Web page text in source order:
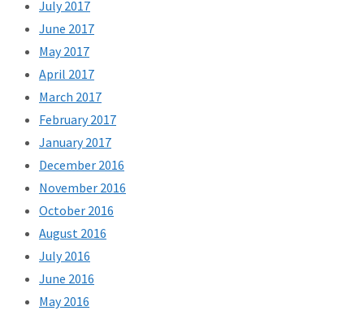
July 2017
June 2017
May 2017
April 2017
March 2017
February 2017
January 2017
December 2016
November 2016
October 2016
August 2016
July 2016
June 2016
May 2016